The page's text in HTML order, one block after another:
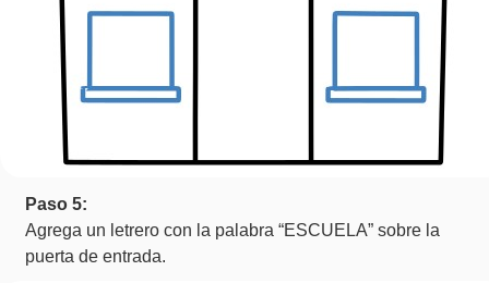
Paso 5:
Agrega un letrero con la palabra “ESCUELA” sobre la
puerta de entrada.